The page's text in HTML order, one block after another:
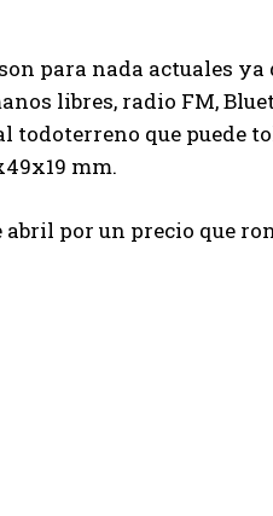
para nada actuales ya
libres, radio FM,
todoterreno que puede
mm.
por un precio que